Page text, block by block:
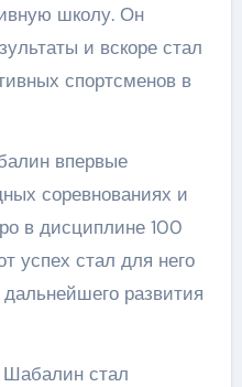
школу. Он
и вскоре стал
спортсменов в
впервые
соревнованиях и
в дисциплине 100
успех стал для него
развития
стал